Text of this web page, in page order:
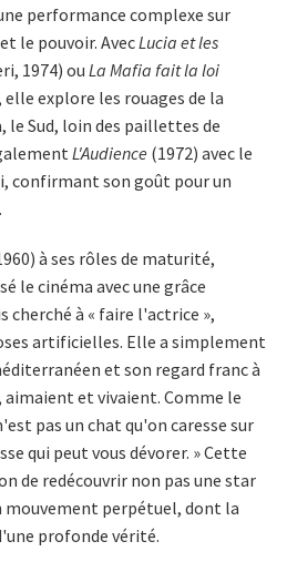
performance complexe sur
le pouvoir. AvecLucia et les
1974) ou La Mafia fait la loi
explore les rouages de la
Sud, loin des paillettes de
L'Audience (1972) avec le
confirmant son goût pour un
à ses rôles de maturité,
le cinéma avec une grâce
à « faire l'actrice »,
artificielles. Elle a simplement
et son regard franc à
et vivaient. Comme le
pas un chat qu'on caresse sur
qui peut vous dévorer. » Cette
de redécouvrir non pas une star
mouvement perpétuel, dont la
profonde vérité.